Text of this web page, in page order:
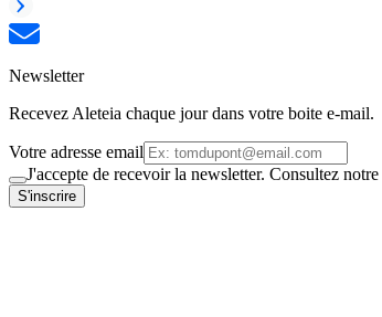
Newsletter
Recevez Aleteia chaque jour dans votre boite e-mail.
Votre adresse email
J'accepte de recevoir la newsletter. Consultez notre
S'inscrire